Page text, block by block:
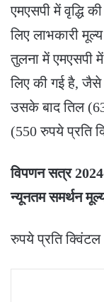
एमएसपी में वृद्धि
लिए लाभकारी
तुलना में एमएसपी
लिए की गई है, जैसे
उसके बाद तिल
(550 रुपये प्रति
विपणन सत्र
न्यूनतम समर्थन
रुपये प्रति क्विंटल